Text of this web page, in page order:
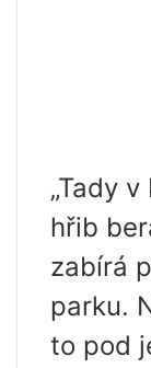
„Tady
hřib
zabírá
parku.
to pod